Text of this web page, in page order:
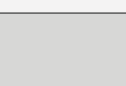
[Mo5] Deux inédits du
[GK] Le beat'em up The
[GK] Endless Legend 2 :
[LS] [PS5] Le WebKit